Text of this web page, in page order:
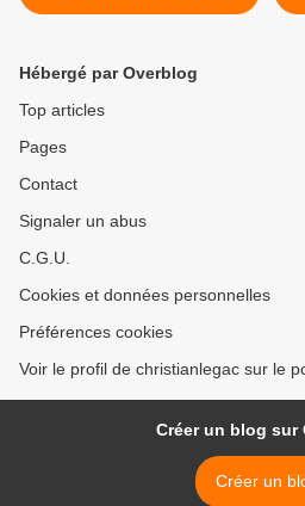
L'AFFICHE :.... Hervé
Hébergé par Overblog
Top articles
Pages
Contact
Signaler un abus
C.G.U.
Cookies et données personnelles
Préférences cookies
Voir le profil de christianlegac sur le
Créer un blog sur
Créer un